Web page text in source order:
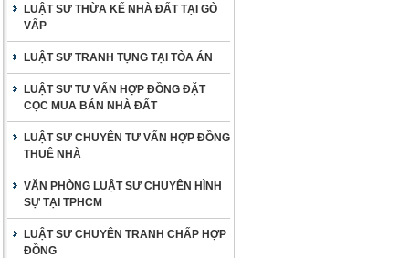
LUẬT SƯ THỪA KẾ NHÀ ĐẤT TẠI GÒ
VẤP
LUẬT SƯ TRANH TỤNG TẠI TÒA ÁN
LUẬT SƯ TƯ VẤN HỢP ĐỒNG ĐẶT
CỌC MUA BÁN NHÀ ĐẤT
LUẬT SƯ CHUYÊN TƯ VẤN HỢP ĐỒNG
THUÊ NHÀ
VĂN PHÒNG LUẬT SƯ CHUYÊN HÌNH
SỰ TẠI TPHCM
LUẬT SƯ CHUYÊN TRANH CHẤP HỢP
ĐỒNG